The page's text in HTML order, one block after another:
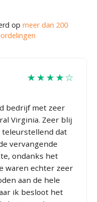
op meer dan 200
★★★★☆
bedrijf met zeer
Virginia. Zeer blij
dat
vervangende
ondanks het
waren echter zeer
aan de hele
ik besloot het